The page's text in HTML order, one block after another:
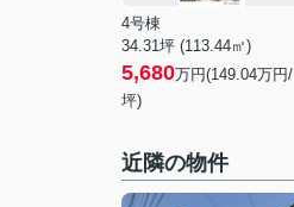
4号棟
34.31坪 (113.44㎡)
5,680万円(149.04万円/
坪)
近隣の物件